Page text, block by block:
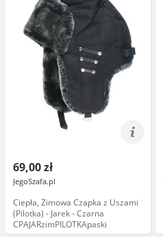
69,00 zł
JegoSzafa.pl
Ciepła, Zimowa Czapka z Uszami
(Pilotka) - Jarek - Czarna
CPAJARzimPILOTKApaski